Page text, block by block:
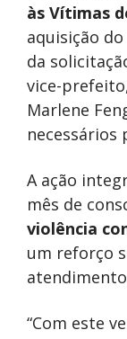
às Vítimas
aquisição
da
vice-
Marlene
necessários
A ação
mês de
violência
um reforço
“Com este